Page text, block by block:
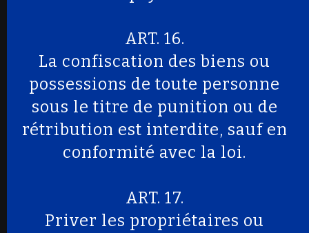
ART. 16.
La confiscation des biens ou
possessions de toute personne
sous le titre de punition ou de
rétribution est interdite, sauf en
conformité avec la loi.
ART. 17.
Priver les propriétaires ou